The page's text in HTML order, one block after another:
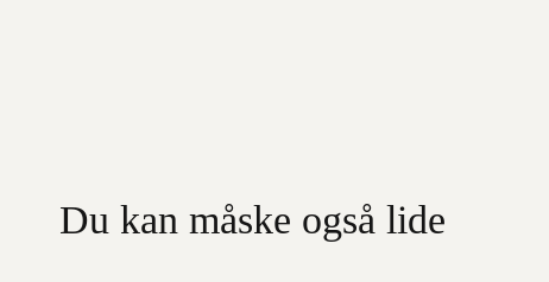
Du kan måske også lide